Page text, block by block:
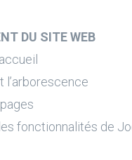
DU SITE WEB
l’arborescence
fonctionnalités de